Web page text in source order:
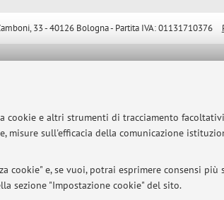
cookie e altri strumenti di tracciamento
sull'efficacia della comunicazione
e, se vuoi, potrai esprimere consensi
sezione "Impostazione cookie" del sito.
33 - 40126 Bologna - Partita IVA: 01131710376